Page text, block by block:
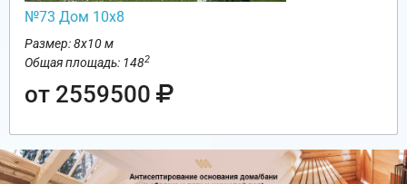
№73 Дом 10х8
Размер: 8х10 м
Общая площадь: 1482
от 2559500